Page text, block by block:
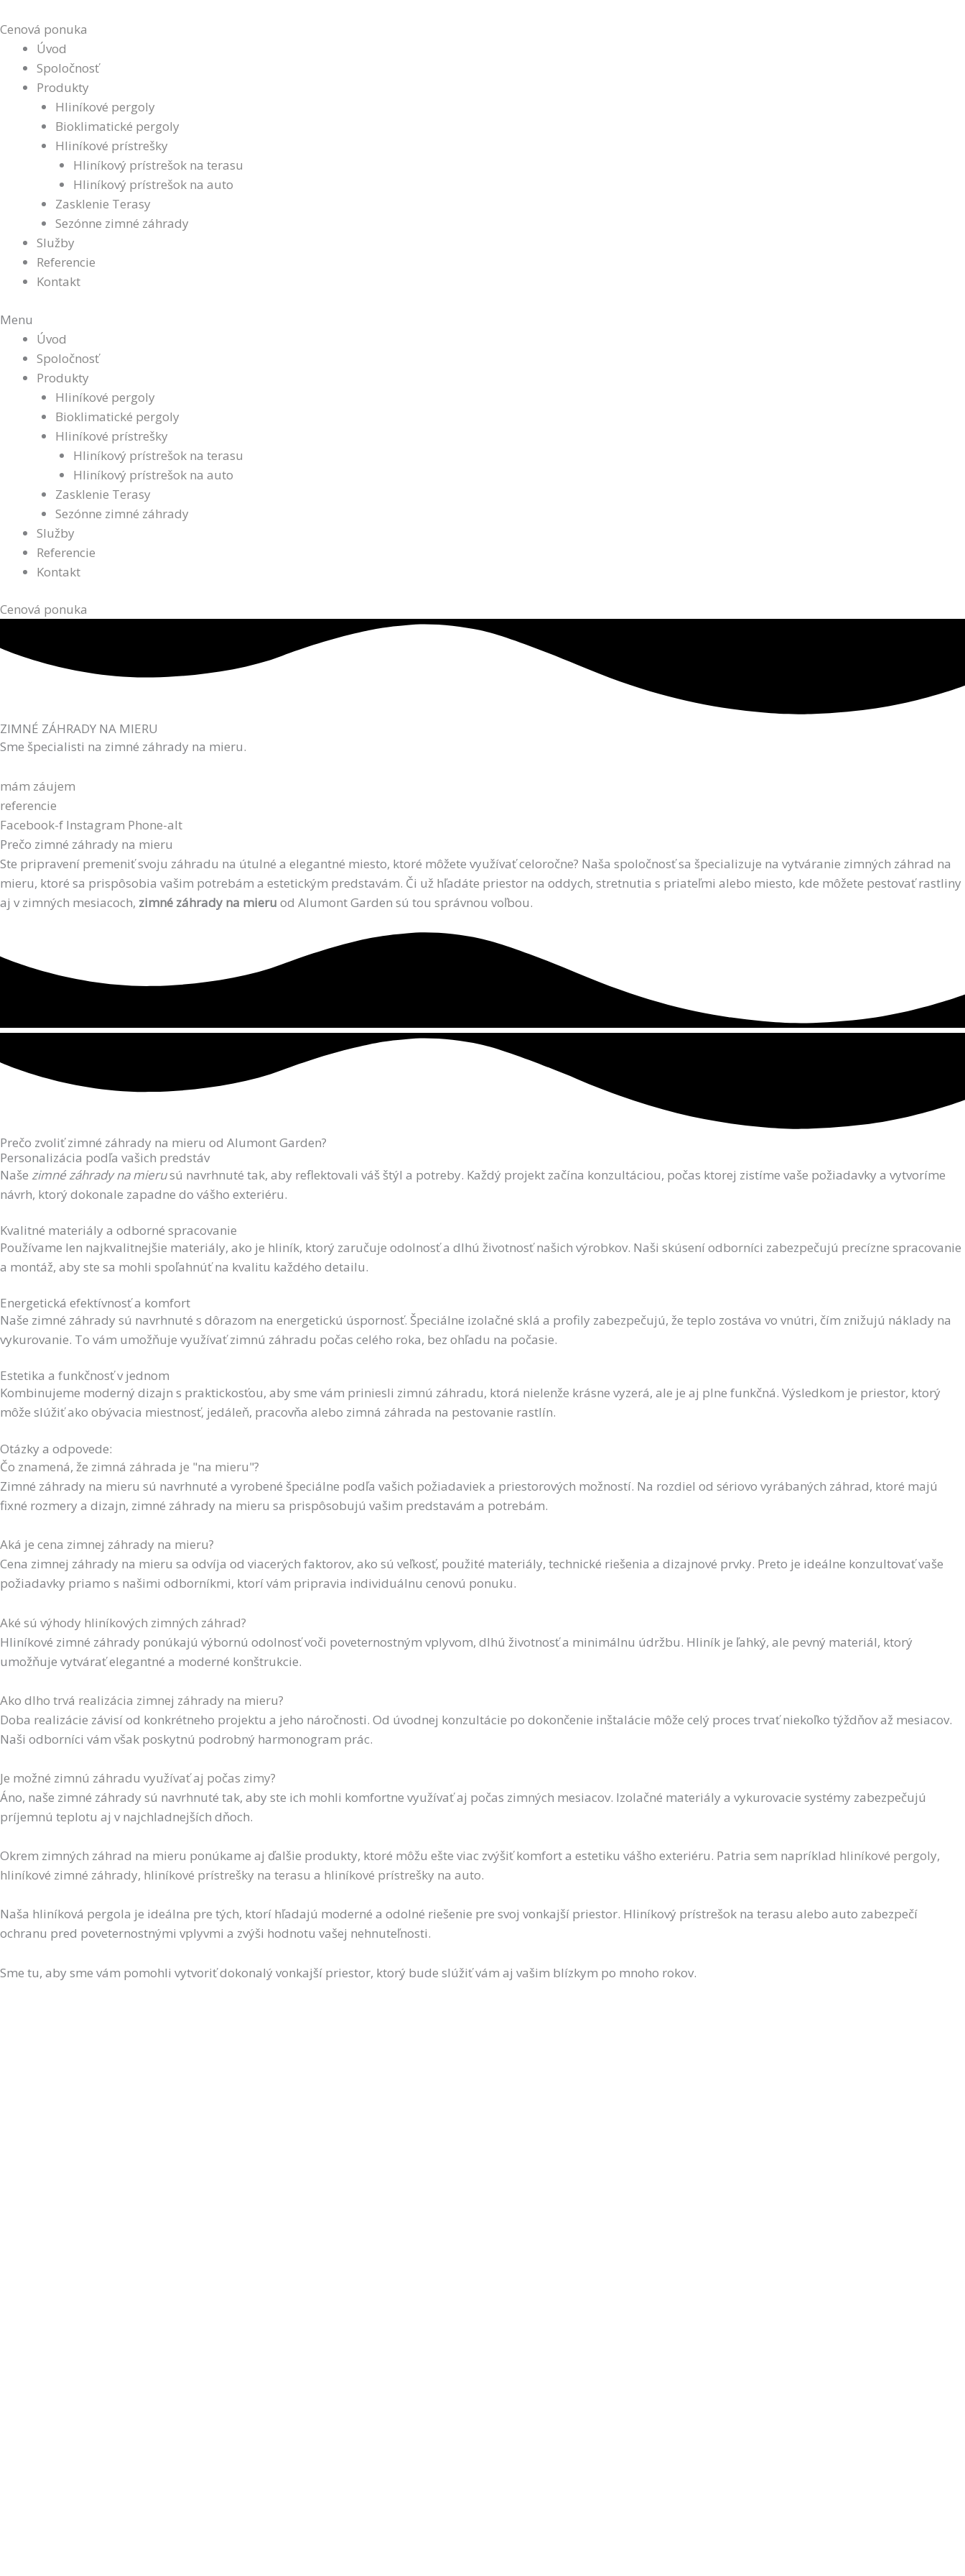
na
obsah
Cenová ponuka
Úvod
Spoločnosť
Produkty
Hliníkové pergoly
Bioklimatické pergoly
Hliníkové prístrešky
Hliníkový prístrešok na terasu
Hliníkový prístrešok na auto
Zasklenie Terasy
Sezónne zimné záhrady
Služby
Referencie
Kontakt
Menu
Úvod
Spoločnosť
Produkty
Hliníkové pergoly
Bioklimatické pergoly
Hliníkové prístrešky
Hliníkový prístrešok na terasu
Hliníkový prístrešok na auto
Zasklenie Terasy
Sezónne zimné záhrady
Služby
Referencie
Kontakt
Cenová ponuka
ZIMNÉ ZÁHRADY NA MIERU
Sme špecialisti na zimné záhrady na mieru.
mám záujem
referencie
Facebook-f Instagram Phone-alt
Prečo zimné záhrady na mieru
Ste pripravení premeniť svoju záhradu na útulné a elegantné miesto, ktoré môžete využívať celoročne? Naša spoločnosť sa špecializuje na vytváranie zimných záhrad na
mieru, ktoré sa prispôsobia vašim potrebám a estetickým predstavám. Či už hľadáte priestor na oddych, stretnutia s priateľmi alebo miesto, kde môžete pestovať rastliny
aj v zimných mesiacoch, zimné záhrady na mieru od Alumont Garden sú tou správnou voľbou.
Prečo zvoliť zimné záhrady na mieru od Alumont Garden?
Personalizácia podľa vašich predstáv
Naše zimné záhrady na mierusú navrhnuté tak, aby reflektovali váš štýl a potreby. Každý projekt začína konzultáciou, počas ktorej zistíme vaše požiadavky a vytvoríme
návrh, ktorý dokonale zapadne do vášho exteriéru.
Kvalitné materiály a odborné spracovanie
Používame len najkvalitnejšie materiály, ako je hliník, ktorý zaručuje odolnosť a dlhú životnosť našich výrobkov. Naši skúsení odborníci zabezpečujú precízne spracovanie
a montáž, aby ste sa mohli spoľahnúť na kvalitu každého detailu.
Energetická efektívnosť a komfort
Naše zimné záhrady sú navrhnuté s dôrazom na energetickú úspornosť. Špeciálne izolačné sklá a profily zabezpečujú, že teplo zostáva vo vnútri, čím znižujú náklady na
vykurovanie. To vám umožňuje využívať zimnú záhradu počas celého roka, bez ohľadu na počasie.
Estetika a funkčnosť v jednom
Kombinujeme moderný dizajn s praktickosťou, aby sme vám priniesli zimnú záhradu, ktorá nielenže krásne vyzerá, ale je aj plne funkčná. Výsledkom je priestor, ktorý
môže slúžiť ako obývacia miestnosť, jedáleň, pracovňa alebo zimná záhrada na pestovanie rastlín.
Otázky a odpovede:
Čo znamená, že zimná záhrada je "na mieru"?
Zimné záhrady na mieru sú navrhnuté a vyrobené špeciálne podľa vašich požiadaviek a priestorových možností. Na rozdiel od sériovo vyrábaných záhrad, ktoré majú
fixné rozmery a dizajn, zimné záhrady na mieru sa prispôsobujú vašim predstavám a potrebám.
Aká je cena zimnej záhrady na mieru?
Cena zimnej záhrady na mieru sa odvíja od viacerých faktorov, ako sú veľkosť, použité materiály, technické riešenia a dizajnové prvky. Preto je ideálne konzultovať vaše
požiadavky priamo s našimi odborníkmi, ktorí vám pripravia individuálnu cenovú ponuku.
Aké sú výhody hliníkových zimných záhrad?
Hliníkové zimné záhrady ponúkajú výbornú odolnosť voči poveternostným vplyvom, dlhú životnosť a minimálnu údržbu. Hliník je ľahký, ale pevný materiál, ktorý
umožňuje vytvárať elegantné a moderné konštrukcie.
Ako dlho trvá realizácia zimnej záhrady na mieru?
Doba realizácie závisí od konkrétneho projektu a jeho náročnosti. Od úvodnej konzultácie po dokončenie inštalácie môže celý proces trvať niekoľko týždňov až mesiacov.
Naši odborníci vám však poskytnú podrobný harmonogram prác.
Je možné zimnú záhradu využívať aj počas zimy?
Áno, naše zimné záhrady sú navrhnuté tak, aby ste ich mohli komfortne využívať aj počas zimných mesiacov. Izolačné materiály a vykurovacie systémy zabezpečujú
príjemnú teplotu aj v najchladnejších dňoch.
Okrem zimných záhrad na mieru ponúkame aj ďalšie produkty, ktoré môžu ešte viac zvýšiť komfort a estetiku vášho exteriéru. Patria sem napríklad hliníkové pergoly,
hliníkové zimné záhrady, hliníkové prístrešky na terasu a hliníkové prístrešky na auto.
Naša hliníková pergola je ideálna pre tých, ktorí hľadajú moderné a odolné riešenie pre svoj vonkajší priestor. Hliníkový prístrešok na terasu alebo auto zabezpečí
ochranu pred poveternostnými vplyvmi a zvýši hodnotu vašej nehnuteľnosti.
Sme tu, aby sme vám pomohli vytvoriť dokonalý vonkajší priestor, ktorý bude slúžiť vám aj vašim blízkym po mnoho rokov.